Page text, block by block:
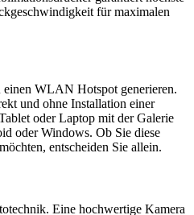
für maximalen
WLAN Hotspot generieren.
und ohne Installation einer
oder Laptop mit der Galerie
oder Windows. Ob Sie diese
entscheiden Sie allein.
Eine hochwertige Kamera